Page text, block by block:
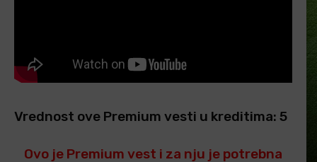
Vrednost ove Premium vesti u kreditima: 5
Ovo je Premium vest i za nju je potrebna